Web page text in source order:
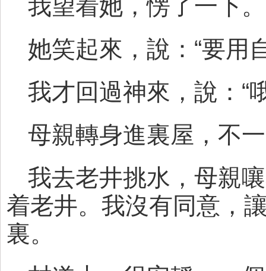
我望着她，愣了一下。
她笑起來，說：“要用
我才回過神來，說：“
母親轉身進裏屋，不
我去老井挑水，母親
着老井。我沒有同意，
裏。